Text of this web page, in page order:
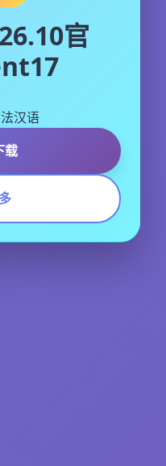
官
汉语
载